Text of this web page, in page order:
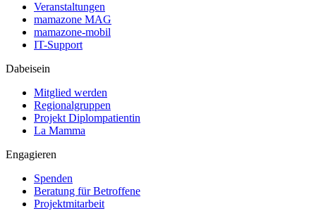
Veranstaltungen
mamazone MAG
mamazone-mobil
IT-Support
Dabeisein
Mitglied werden
Regionalgruppen
Projekt Diplompatientin
La Mamma
Engagieren
Spenden
Beratung für Betroffene
Projektmitarbeit